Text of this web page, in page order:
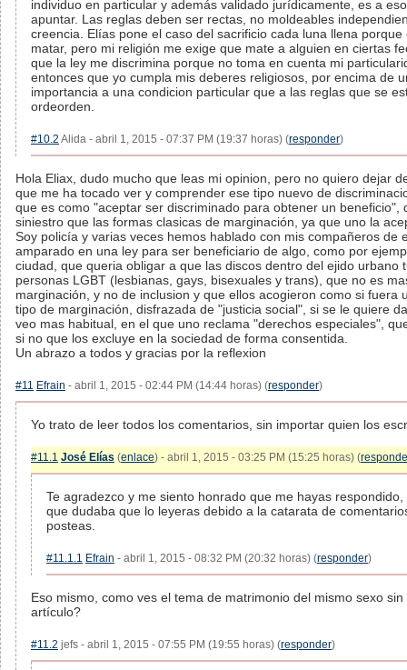
individuo en particular y además validado jurídicamente, es a
apuntar. Las reglas deben ser rectas, no moldeables
creencia. Elías pone el caso del sacrificio cada luna llena
matar, pero mi religión me exige que mate a alguien en ciertas
que la ley me discrimina porque no toma en cuenta mi
entonces que yo cumpla mis deberes religiosos, por encima de
importancia a una condicion particular que a las reglas que se
ordeorden.
#10.2 Alida - abril 1, 2015 - 07:37 PM (19:37 horas) (responder)
Hola Eliax, dudo mucho que leas mi opinion, pero no quiero dejar
que me ha tocado ver y comprender ese tipo nuevo de
que es como "aceptar ser discriminado para obtener un beneficio",
siniestro que las formas clasicas de marginación, ya que uno la
Soy policía y varias veces hemos hablado con mis compañeros de
amparado en una ley para ser beneficiario de algo, como por
ciudad, que queria obligar a que las discos dentro del ejido urbano
personas LGBT (lesbianas, gays, bisexuales y trans), que no es
marginación, y no de inclusion y que ellos acogieron como si fuera
tipo de marginación, disfrazada de "justicia social", si se le quiere
veo mas habitual, en el que uno reclama "derechos especiales",
si no que los excluye en la sociedad de forma consentida.
Un abrazo a todos y gracias por la reflexion
#11 Efrain - abril 1, 2015 - 02:44 PM (14:44 horas) (responder)
Yo trato de leer todos los comentarios, sin importar quien los
#11.1 José Elías (enlace) - abril 1, 2015 - 03:25 PM (15:25 horas) (
Te agradezco y me siento honrado que me hayas
que dudaba que lo leyeras debido a la catarata de
posteas.
#11.1.1 Efrain - abril 1, 2015 - 08:32 PM (20:32 horas) (responder)
Eso mismo, como ves el tema de matrimonio del mismo sexo
artículo?
#11.2 jefs - abril 1, 2015 - 07:55 PM (19:55 horas) (responder)